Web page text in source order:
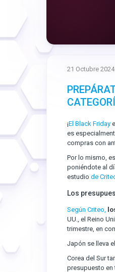
21 Octubre 2024
¡El Black Friday
es
compras con
Por lo mismo,
poniéndote al
estudio de
Los
Según Criteo,
UU., el Reino
trimestre, en
Japón se lleva
Corea del Sur
presupuesto en